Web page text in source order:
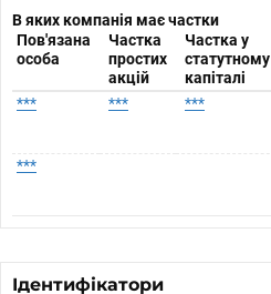
В яких компанія має частки
Пов'язана
особа
Частка
простих
акцій
Частка у
статутному
капіталі
*** *** ***
***
Ідентифікатори